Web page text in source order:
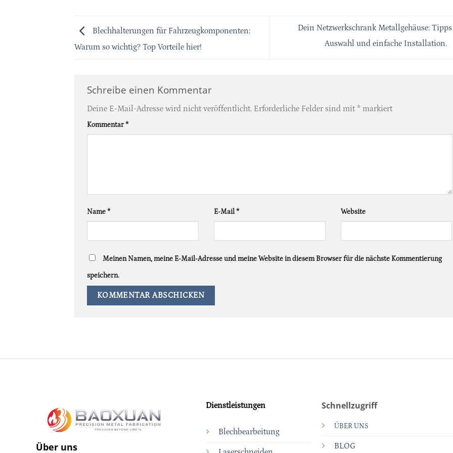
Blechhalterungen für Fahrzeugkomponenten:
Warum so wichtig? Top Vorteile hier!
Dein Netzwerkschrank Metallgehäuse:
Auswahl und einfache Installation.
Schreibe einen Kommentar
Deine E-Mail-Adresse wird nicht veröffentlicht. Erforderliche Felder sind mit* markiert
Kommentar*
Name* E-Mail* Website
Meinen Namen, meine E-Mail-Adresse und meine Website in diesem Browser für die nächste Kommentierung
speichern.
Über uns
Dienstleistungen
Blechbearbeitung
Schnellzugriff
ÜBER UNS
BLOG